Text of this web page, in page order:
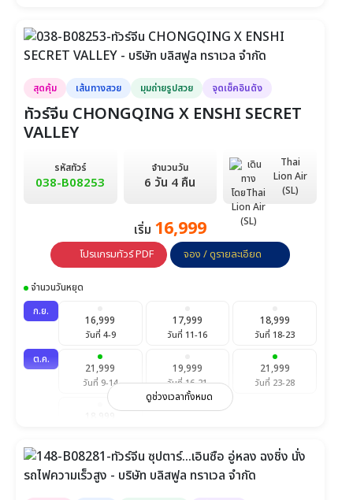
สุดคุ้ม เส้นทางสวย มุมถ่ายรูปสวย จุดเช็คอินดัง
ทัวร์จีน CHONGQING X ENSHI SECRET
VALLEY
รหัสทัวร์
038-B08253
จำนวนวัน
6 วัน 4 คืน
Thai
Lion Air
(SL)
เริ่ม 16,999
โปรแกรมทัวร์ PDF จอง / ดูรายละเอียด
จำนวนวันหยุด
ก.ย.
16,999
วันที่ 4-9
17,999
วันที่ 11-16
18,999
วันที่ 18-23
ต.ค.
21,999
วันที่ 9-14
19,999
วันที่ 16-21
21,999
วันที่ 23-28
พ.ย.
19,999
วันที่ 6-11
18,999
วันที่ 13-18
19,999
วันที่ 20-25
ดูช่วงเวลาทั้งหมด